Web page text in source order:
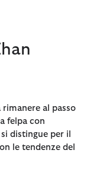
al passo
felpa con
distingue per il
le tendenze del